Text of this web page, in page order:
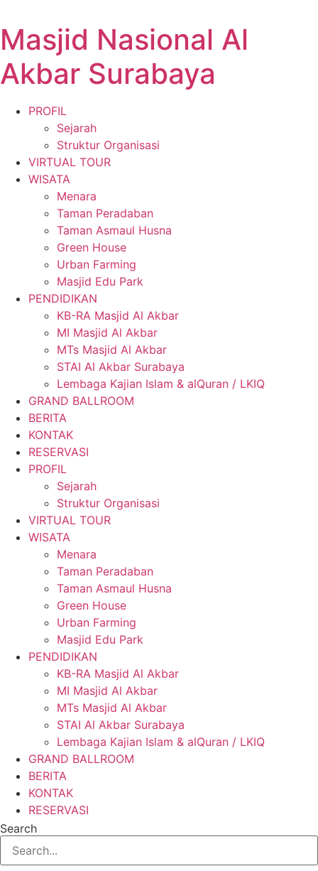
Masjid Nasional Al
Akbar Surabaya
PROFIL
Sejarah
Struktur Organisasi
VIRTUAL TOUR
WISATA
Menara
Taman Peradaban
Taman Asmaul Husna
Green House
Urban Farming
Masjid Edu Park
PENDIDIKAN
KB-RA Masjid Al Akbar
MI Masjid Al Akbar
MTs Masjid Al Akbar
STAI Al Akbar Surabaya
Lembaga Kajian Islam & alQuran / LKIQ
GRAND BALLROOM
BERITA
KONTAK
RESERVASI
PROFIL
Sejarah
Struktur Organisasi
VIRTUAL TOUR
WISATA
Menara
Taman Peradaban
Taman Asmaul Husna
Green House
Urban Farming
Masjid Edu Park
PENDIDIKAN
KB-RA Masjid Al Akbar
MI Masjid Al Akbar
MTs Masjid Al Akbar
STAI Al Akbar Surabaya
Lembaga Kajian Islam & alQuran / LKIQ
GRAND BALLROOM
BERITA
KONTAK
RESERVASI
Search